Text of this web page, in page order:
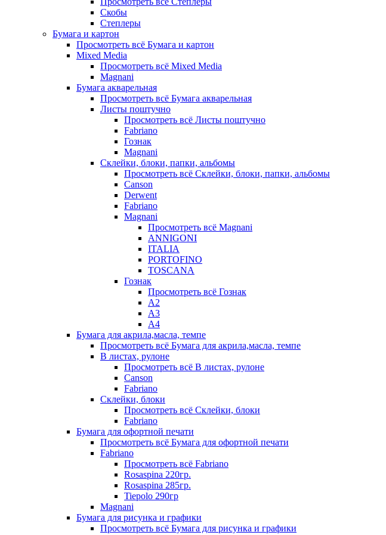
Скобы
Степлеры
Бумага и картон
Просмотреть всё Бумага и картон
Mixed Media
Просмотреть всё Mixed Media
Magnani
Бумага акварельная
Просмотреть всё Бумага акварельная
Листы поштучно
Просмотреть всё Листы поштучно
Fabriano
Гознак
Magnani
Склейки, блоки, папки, альбомы
Просмотреть всё Склейки, блоки, папки, альбомы
Canson
Derwent
Fabriano
Magnani
Просмотреть всё Magnani
ANNIGONI
ITALIA
PORTOFINO
TOSCANA
Гознак
Просмотреть всё Гознак
А2
А3
А4
Бумага для акрила,масла, темпе
Просмотреть всё Бумага для акрила,масла, темпе
В листах, рулоне
Просмотреть всё В листах, рулоне
Canson
Fabriano
Склейки, блоки
Просмотреть всё Склейки, блоки
Fabriano
Бумага для офортной печати
Просмотреть всё Бумага для офортной печати
Fabriano
Просмотреть всё Fabriano
Rosaspina 220гр.
Rosaspina 285гр.
Tiepolo 290гр
Magnani
Бумага для рисунка и графики
Просмотреть всё Бумага для рисунка и графики